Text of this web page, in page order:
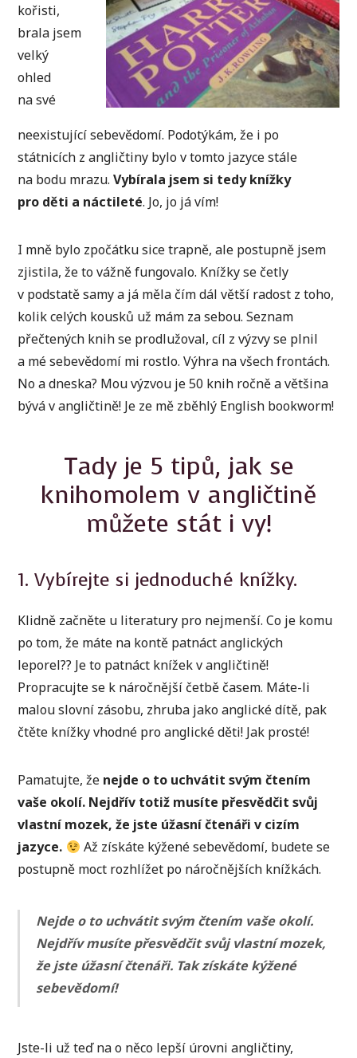
kořisti,
brala jsem
velký
ohled
na své
neexistující sebevědomí. Podotýkám, že i po
státnicích z angličtiny bylo v tomto jazyce stále
na bodu mrazu.Vybírala jsem si tedy knížky
pro děti a náctileté. Jo, jo já vím!
I mně bylo zpočátku sice trapně, ale postupně jsem
zjistila, že to vážně fungovalo. Knížky se četly
v podstatě samy a já měla čím dál větší radost z toho,
kolik celých kousků už mám za sebou. Seznam
přečtených knih se prodlužoval, cíl z výzvy se plnil
a mé sebevědomí mi rostlo. Výhra na všech frontách.
No a dneska? Mou výzvou je 50 knih ročně a většina
bývá v angličtině! Je ze mě zběhlý English bookworm!
Tady je 5 tipů, jak se
knihomolem v angličtině
můžete stát i vy!
1. Vybírejte si jednoduché knížky.
Klidně začněte u literatury pro nejmenší. Co je komu
po tom, že máte na kontě patnáct anglických
leporel?? Je to patnáct knížek v angličtině!
Propracujte se k náročnější četbě časem. Máte-li
malou slovní zásobu, zhruba jako anglické dítě, pak
čtěte knížky vhodné pro anglické děti! Jak prosté!
Pamatujte, že nejde o to uchvátit svým čtením
vaše okolí. Nejdřív totiž musíte přesvědčit svůj
vlastní mozek, že jste úžasní čtenáři v cizím
jazyce.
Až získáte kýžené sebevědomí, budete se
postupně moct rozhlížet po náročnějších knížkách.
Nejde o to uchvátit svým čtením vaše okolí.
Nejdřív musíte přesvědčit svůj vlastní mozek,
že jste úžasní čtenáři. Tak získáte kýžené
sebevědomí!
Jste-li už teď na o něco lepší úrovni angličtiny,